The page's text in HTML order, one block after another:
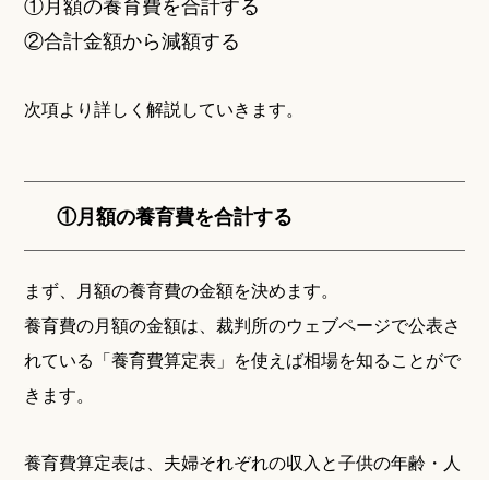
②合計金額から減額する
次項より詳しく解説していきます。
①月額の養育費を合計する
まず、月額の養育費の金額を決めます。
養育費の月額の金額は、裁判所のウェブページで公表さ
れている「養育費算定表」を使えば相場を知ることがで
きます。
養育費算定表は、夫婦それぞれの収入と子供の年齢・人